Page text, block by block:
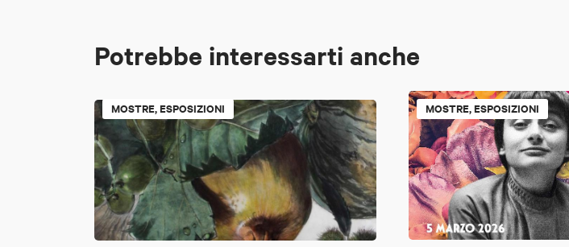
Potrebbe interessarti anche
MOSTRE, ESPOSIZIONI MOSTRE, ESPOSIZIONI